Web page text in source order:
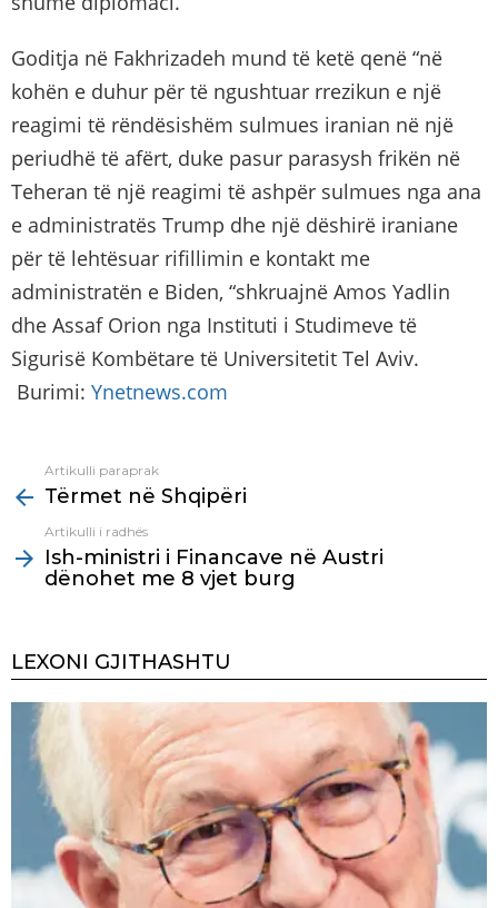
Goditja në Fakhrizadeh mund të ketë qenë “në
kohën e duhur për të ngushtuar rrezikun e një
reagimi të rëndësishëm sulmues iranian në një
periudhë të afërt, duke pasur parasysh frikën në
Teheran të një reagimi të ashpër sulmues nga ana
e administratës Trump dhe një dëshirë iraniane
për të lehtësuar rifillimin e kontakt me
administratën e Biden, “shkruajnë Amos Yadlin
dhe Assaf Orion nga Instituti i Studimeve të
Sigurisë Kombëtare të Universitetit Tel Aviv.
Burimi: Ynetnews.com
more
Artikulli paraprak
Tërmet në Shqipëri
Artikulli i radhës
Ish-ministri i Financave në Austri
dënohet me 8 vjet burg
LEXONI GJITHASHTU